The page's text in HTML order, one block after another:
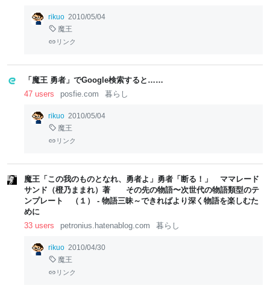
rikuo 2010/05/04
魔王
リンク
「魔王 勇者」でGoogle検索すると……
47 users
posfie.com 暮らし
rikuo 2010/05/04
魔王
リンク
魔王「この我のものとなれ、勇者よ」勇者「断る！」 ママレード
サンド（橙乃ままれ）著 その先の物語〜次世代の物語類型のテ
ンプレート （１） - 物語三昧～できればより深く物語を楽しむた
めに
33 users
petronius.hatenablog.com 暮らし
rikuo 2010/04/30
魔王
リンク